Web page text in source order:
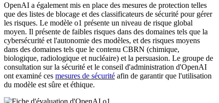
OpenAI a également mis en place des mesures de protection telles
que des listes de blocage et des classificateurs de sécurité pour gérer
les risques. Le modèle o1 présente un niveau de risque global
moyen. Il présente de faibles risques dans des domaines tels que la
cybersécurité et l'autonomie des modèles, et des risques moyens
dans des domaines tels que le contenu CBRN (chimique,
biologique, radiologique et nucléaire) et la persuasion. Le groupe de
consultation sur la sécurité et le conseil d'administration d'OpenAI
ont examiné ces mesures de sécurité afin de garantir que l'utilisation
du modèle est sûre et éthique.